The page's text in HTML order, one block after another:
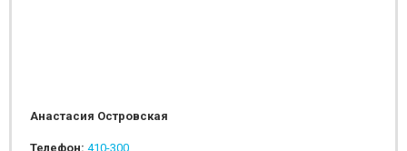
Анастасия Островская
Телефон: 410-300